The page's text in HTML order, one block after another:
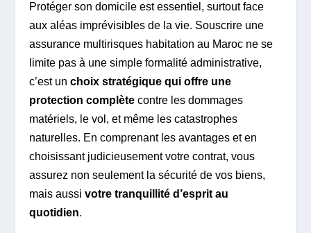
Protéger son domicile est essentiel, surtout face
aux aléas imprévisibles de la vie. Souscrire une
assurance multirisques habitation au Maroc ne se
limite pas à une simple formalité administrative,
c’est unchoix stratégique qui offre une
protection complète contre les dommages
matériels, le vol, et même les catastrophes
naturelles. En comprenant les avantages et en
choisissant judicieusement votre contrat, vous
assurez non seulement la sécurité de vos biens,
mais aussivotre tranquillité d’esprit au
quotidien.